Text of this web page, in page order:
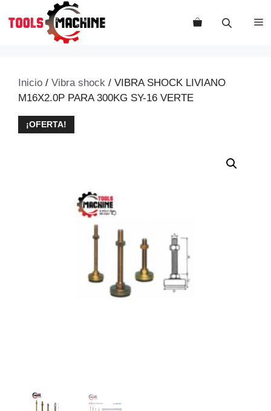
Inicio / Vibra shock / VIBRA SHOCK LIVIANO
M16X2.0P PARA 300KG SY-16 VERTE
¡OFERTA!